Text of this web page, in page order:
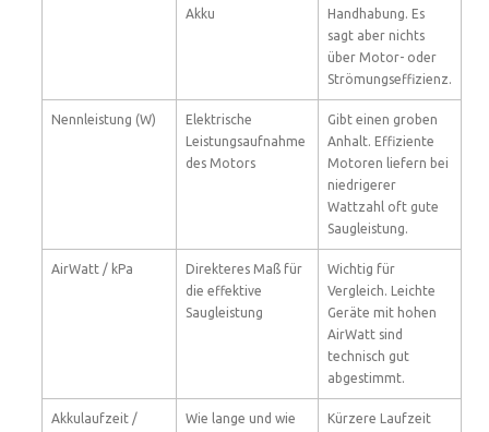
Akku
Handhabung. Es
sagt aber nichts
über Motor- oder
Strömungseffizienz.
Nennleistung (W)
Elektrische
Leistungsaufnahme
des Motors
Gibt einen groben
Anhalt. Effiziente
Motoren liefern bei
niedrigerer
Wattzahl oft gute
Saugleistung.
AirWatt / kPa
Direkteres Maß für
die effektive
Saugleistung
Wichtig für
Vergleich. Leichte
Geräte mit hohen
AirWatt sind
technisch gut
abgestimmt.
Akkulaufzeit /
Wie lange und wie
Kürzere Laufzeit